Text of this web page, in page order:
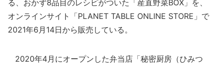
る、おかず8品目のレシピがついた「産直野菜BOX」を、
オンラインサイト「PLANET TABLE ONLINE STORE」で
2021年6月14日から販売している。
2020年4月にオープンした弁当店「秘密厨房（ひみつ